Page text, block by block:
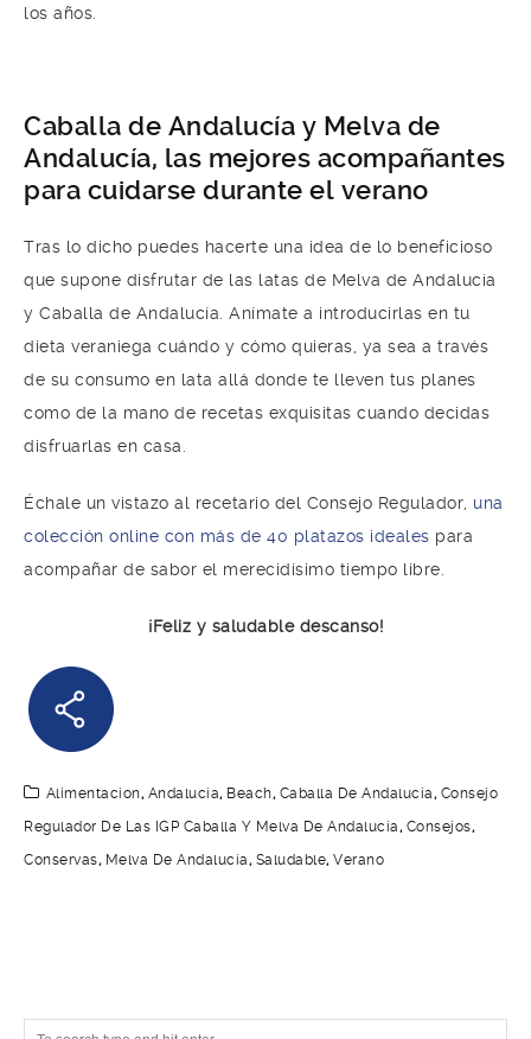
los años.
Caballa de Andalucía y Melva de
Andalucía, las mejores acompañantes
para cuidarse durante el verano
Tras lo dicho puedes hacerte una idea de lo beneficioso
que supone disfrutar de las latas de Melva de Andalucía
y Caballa de Andalucía. Anímate a introducirlas en tu
dieta veraniega cuándo y cómo quieras, ya sea a través
de su consumo en lata allá donde te lleven tus planes
como de la mano de recetas exquisitas cuando decidas
disfruarlas en casa.
Échale un vistazo al recetario del Consejo Regulador, una
colección online con más de 40 platazos ideales para
acompañar de sabor el merecidísimo tiempo libre.
¡Feliz y saludable descanso!
Alimentacion, Andalucia, Beach, Caballa De Andalucia, Consejo
Regulador De Las IGP Caballa Y Melva De Andalucía, Consejos,
Conservas, Melva De Andalucía, Saludable, Verano